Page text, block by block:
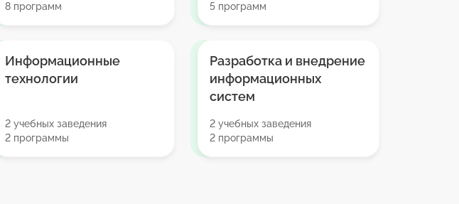
8 программ
5 программ
Информационные
технологии
2 учебных заведения
2 программы
Разработка и внедрение
информационных
систем
2 учебных заведения
2 программы